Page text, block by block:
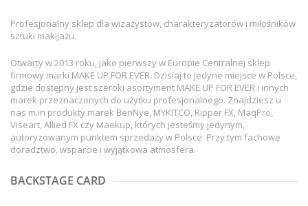
Profesjonalny sklep dla wizażystów, charakteryzatorów i miłośników
sztuki makijażu.
Otwarty w 2013 roku, jako pierwszy w Europie Centralnej sklep
firmowy marki MAKE UP FOR EVER. Dzisiaj to jedyne miejsce w Polsce,
gdzie dostępny jest szeroki asortyment MAKE UP FOR EVER i innych
marek przeznaczonych do użytku profesjonalnego. Znajdziesz u
nas m.in produkty marek BenNye, MYKITCO, Ripper FX, MaqPro,
Viseart, Allied FX czy Maekup, których jesteśmy jedynym,
autoryzowanym punktem sprzedaży w Polsce. Przy tym fachowe
doradztwo, wsparcie i wyjątkowa atmosfera.
BACKSTAGE CARD